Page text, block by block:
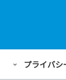
プライバ